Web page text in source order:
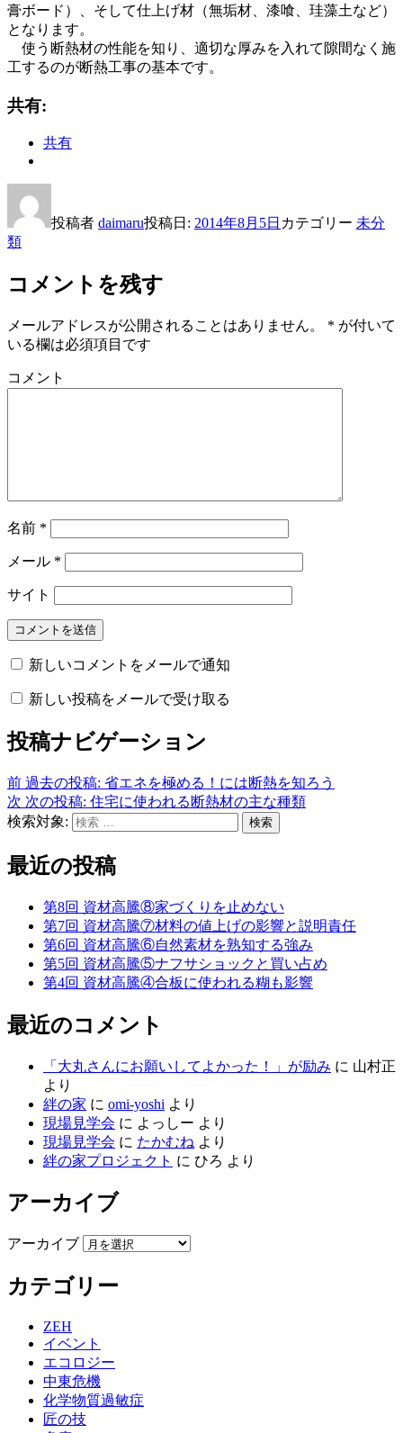
膏ボード）、そして仕上げ材（無垢材、漆喰、珪藻土など）
となります。
使う断熱材の性能を知り、適切な厚みを入れて隙間なく施
工するのが断熱工事の基本です。
共有:
共有
投稿者 daimaru投稿日: 2014年8月5日 カテゴリー 未分
類
コメントを残す
メールアドレスが公開されることはありません。 * が付いて
いる欄は必須項目です
コメント
名前 *
メール *
サイト
新しいコメントをメールで通知
新しい投稿をメールで受け取る
投稿ナビゲーション
前 過去の投稿: 省エネを極める！には断熱を知ろう
次 次の投稿: 住宅に使われる断熱材の主な種類
検索対象:
検索
最近の投稿
第8回 資材高騰⑧家づくりを止めない
第7回 資材高騰⑦材料の値上げの影響と説明責任
第6回 資材高騰⑥自然素材を熟知する強み
第5回 資材高騰⑤ナフサショックと買い占め
第4回 資材高騰④合板に使われる糊も影響
最近のコメント
「大丸さんにお願いしてよかった！」が励み に 山村正
より
絆の家 に omi-yoshi より
現場見学会 に よっしー より
現場見学会 に たかむね より
絆の家プロジェクト に ひろ より
アーカイブ
アーカイブ
カテゴリー
ZEH
イベント
エコロジー
中東危機
化学物質過敏症
匠の技